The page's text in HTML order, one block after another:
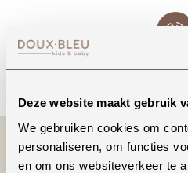
Deze website maakt gebruik
We gebruiken cookies om
personaliseren, om functies
en om ons websiteverkeer te